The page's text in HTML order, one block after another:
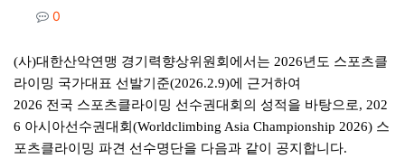
컨텐츠 정보
0
본문
(사)대한산악연맹 경기력향상위원회에서는 2026년도 스포츠클
라이밍 국가대표 선발기준(2026.2.9)에 근거하여
2026 전국 스포츠클라이밍 선수권대회의 성적을 바탕으로, 202
6 아시아선수권대회 (Worldclimbing Asia Championship 2026) 스
포츠클라이밍 파견 선수명단을 다음과 같이 공지합니다.